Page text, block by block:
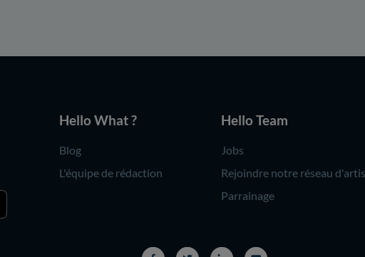
Hello What ?
Blog
L'équipe de rédaction
Hello Team
Jobs
Rejoindre notre réseau
Parrainage